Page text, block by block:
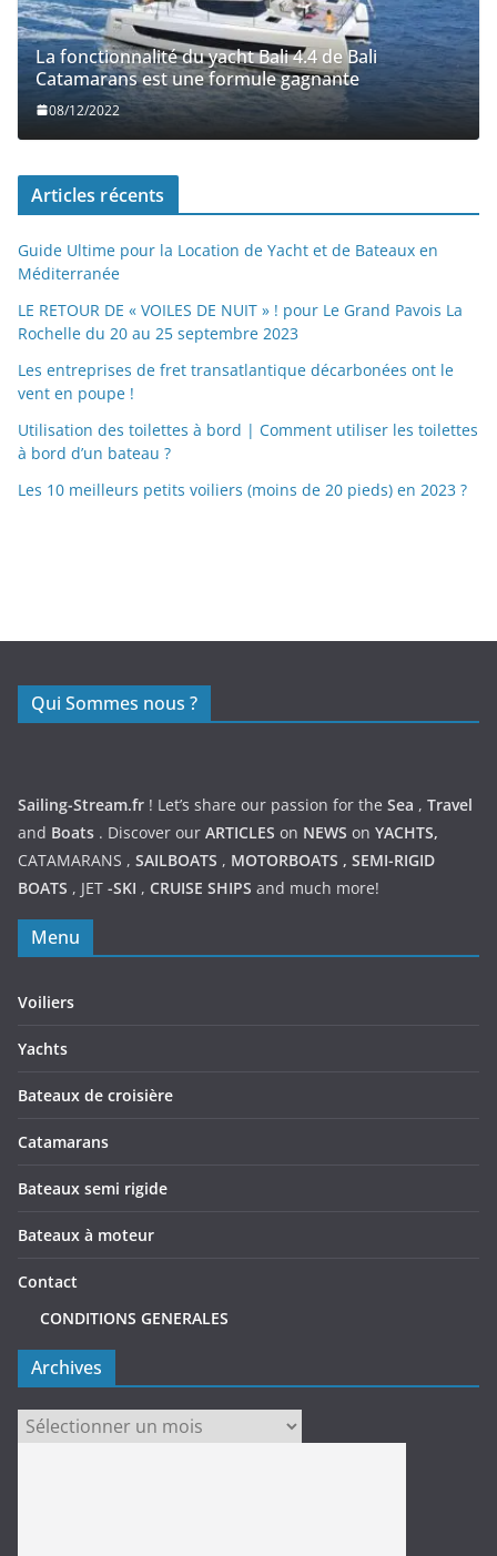
La fonctionnalité du yacht Bali 4.4 de Bali
Catamarans est une formule gagnante
08/12/2022
Articles récents
Guide Ultime pour la Location de Yacht et de Bateaux en
Méditerranée
LE RETOUR DE « VOILES DE NUIT » ! pour Le Grand Pavois La
Rochelle du 20 au 25 septembre 2023
Les entreprises de fret transatlantique décarbonées ont le
vent en poupe !
Utilisation des toilettes à bord | Comment utiliser les toilettes
à bord d’un bateau ?
Les 10 meilleurs petits voiliers (moins de 20 pieds) en 2023 ?
Qui Sommes nous ?
Sailing-Stream.fr ! Let’s share our passion for the Sea , Travel
and Boats . Discover our ARTICLES on NEWS on YACHTS,
CATAMARANS , SAILBOATS , MOTORBOATS , SEMI-RIGID
BOATS , JET -SKI , CRUISE SHIPS and much more!
Menu
Voiliers
Yachts
Bateaux de croisière
Catamarans
Bateaux semi rigide
Bateaux à moteur
Contact
CONDITIONS GENERALES
Archives
Archives